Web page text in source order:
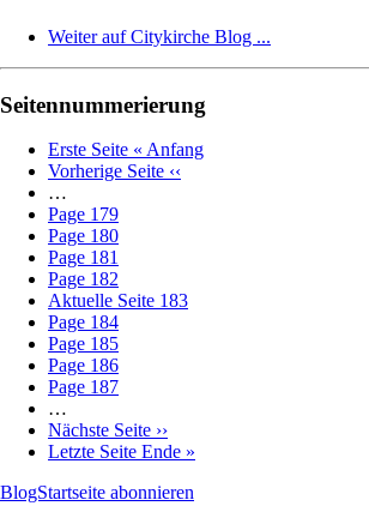
Weiter auf Citykirche Blog ...
Seitennummerierung
Erste Seite « Anfang
Vorherige Seite ‹‹
…
Page 179
Page 180
Page 181
Page 182
Aktuelle Seite 183
Page 184
Page 185
Page 186
Page 187
…
Nächste Seite ››
Letzte Seite Ende »
BlogStartseite abonnieren